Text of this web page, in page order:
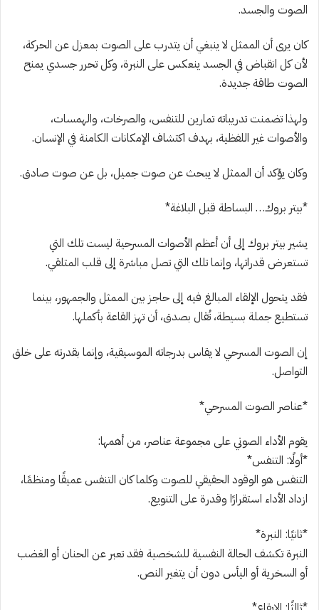
الصوت والجسد.
كان يرى أن الممثل لا ينبغي أن يتدرب على الصوت بمعزل عن الحركة،
لأن كل انقباض في الجسد ينعكس على النبرة، وكل تحرر جسدي يمنح
الصوت طاقة جديدة.
ولهذا تضمنت تدريباته تمارين للتنفس، والصرخات، والهمسات،
والأصوات غير اللفظية، بهدف اكتشاف الإمكانات الكامنة في الإنسان.
وكان يؤكد أن الممثل لا يبحث عن صوت جميل، بل عن صوت صادق.
*بيتر بروك… البساطة قبل البلاغة*
يشير بيتر بروك إلى أن أعظم الأصوات المسرحية ليست تلك التي
تستعرض قدراتها، وإنما تلك التي تصل مباشرة إلى قلب المتلقي.
فقد يتحول الإلقاء المبالغ فيه إلى حاجز بين الممثل والجمهور، بينما
تستطيع جملة بسيطة، تُقال بصدق، أن تهز القاعة بأكملها.
إن الصوت المسرحي لا يقاس بدرجاته الموسيقية، وإنما بقدرته على خلق
التواصل.
*عناصر الصوت المسرحي*
يقوم الأداء الصوتي على مجموعة عناصر، من أهمها:
*أولًا: التنفس*
التنفس هو الوقود الحقيقي للصوت وكلما كان التنفس عميقًا ومنظمًا،
ازداد الأداء استقرارًا وقدرة على التنويع.
*ثانيًا: النبرة*
النبرة تكشف الحالة النفسية للشخصية فقد تعبر عن الحنان أو الغضب
أو السخرية أو اليأس دون أن يتغير النص.